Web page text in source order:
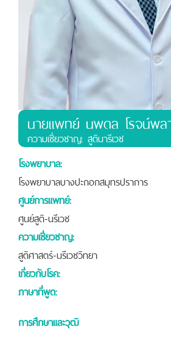
นายแพทย์ นพดล โรจน์พล
ความเชี่ยวชาญ: สูตินารีเวช
โรงพยาบาล:
โรงพยาบาลบางปะกอกสมุทรปราการ
ศูนย์การแพทย์:
ศูนย์สูติ-นรีเวช
ความเชี่ยวชาญ:
สูติศาสตร์-นรีเวชวิทยา
เกี่ยวกับโรค:
ภาษาที่พูด:
การศึกษาและวุฒิ